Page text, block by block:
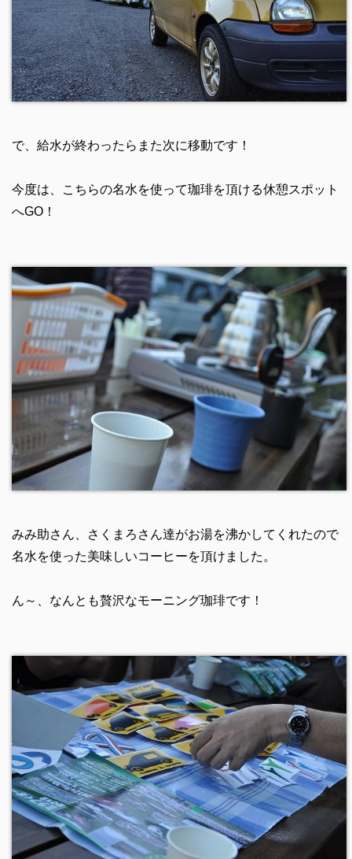
で、給水が終わったらまた次に移動です！
今度は、こちらの名水を使って珈琲を頂ける休憩スポット
へGO！
みみ助さん、さくまろさん達がお湯を沸かしてくれたので
名水を使った美味しいコーヒーを頂けました。
ん～、なんとも贅沢なモーニング珈琲です！